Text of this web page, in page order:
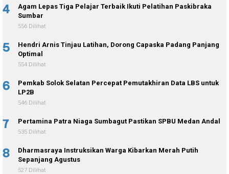
4
Agam Lepas Tiga Pelajar Terbaik Ikuti Pelatihan Paskibraka
Sumbar
556 Dilihat
5
Hendri Arnis Tinjau Latihan, Dorong Capaska Padang Panjang
Optimal
554 Dilihat
6
Pemkab Solok Selatan Percepat Pemutakhiran Data LBS untuk
LP2B
546 Dilihat
7 Pertamina Patra Niaga Sumbagut Pastikan SPBU Medan Andal
535 Dilihat
8
Dharmasraya Instruksikan Warga Kibarkan Merah Putih
Sepanjang Agustus
527 Dilihat